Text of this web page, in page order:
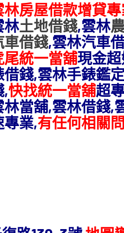
林房屋借款增貸
林土地借錢,雲林
車借錢,雲林汽車
尾統一當舖現金
借錢,雲林手錶鑑
,快找統一當舖超
林當舖,雲林借錢,
專業,有任何相關